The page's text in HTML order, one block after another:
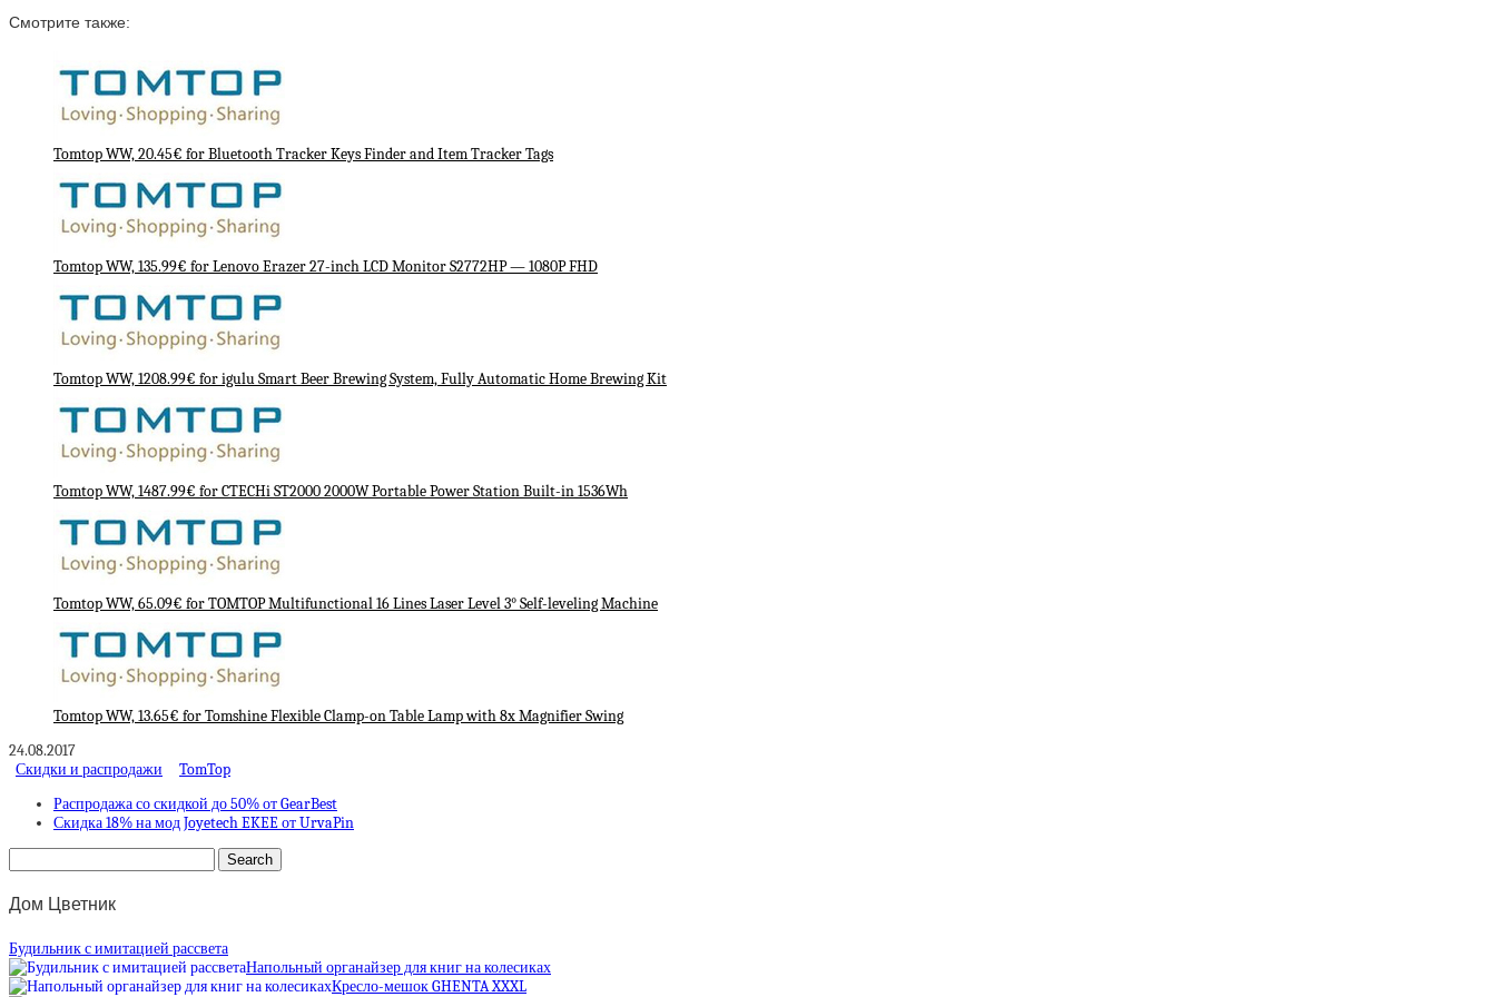
Смотрите также:
Tomtop WW, 20.45€ for Bluetooth Tracker Keys Finder and Item Tracker Tags
Tomtop WW, 135.99€ for Lenovo Erazer 27-inch LCD Monitor S2772HP — 1080P FHD
Tomtop WW, 1208.99€ for igulu Smart Beer Brewing System, Fully Automatic Home Brewing Kit
Tomtop WW, 1487.99€ for CTECHi ST2000 2000W Portable Power Station Built-in 1536Wh
Tomtop WW, 65.09€ for TOMTOP Multifunctional 16 Lines Laser Level 3° Self-leveling Machine
Tomtop WW, 13.65€ for Tomshine Flexible Clamp-on Table Lamp with 8x Magnifier Swing
24.08.2017
Скидки и распродажи
TomTop
Распродажа со скидкой до 50% от GearBest
Скидка 18% на мод Joyetech EKEE от UrvaPin
Дом Цветник
Будильник с имитацией рассвета
Напольный органайзер для книг на колесиках
Кресло-мешок GHENTA XXXL